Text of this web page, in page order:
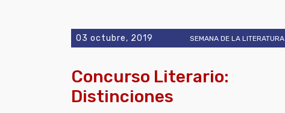
03 octubre, 2019 SEMANA DE LA LITERATURA
Concurso Literario:
Distinciones